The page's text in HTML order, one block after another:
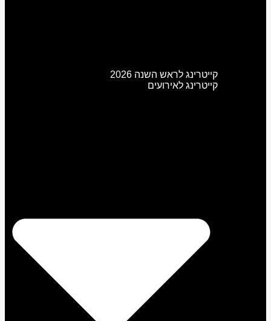
קייטרינג לראש השנה 2026
קייטרינג לאירועים